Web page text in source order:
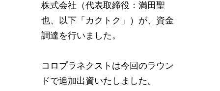
株式会社（代表取締役：満田聖
也、以下「カクトク」）が、資金
調達を行いました。
コロプラネクストは今回のラウン
ドで追加出資いたしました。